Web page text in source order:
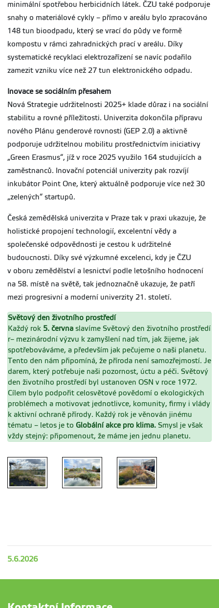
minimální spotřebou herbicidních látek. ČZU také podporuje
snahy o materiálové cykly – přímo v areálu bylo zpracováno
148 tun bioodpadu, který se vrací do půdy ve formě
kompostu v rámci zahradnických prací v areálu. Díky
systematické recyklaci elektrozařízení se navíc podařilo
zamezit vzniku více než 27 tun elektronického odpadu.
Inovace se sociálním přesahem
Nová Strategie udržitelnosti 2025+ klade důraz i na sociální
stabilitu a rovné příležitosti. Univerzita dokončila přípravu
nového Plánu genderové rovnosti (GEP 2.0) a aktivně
podporuje udržitelnou mobilitu prostřednictvím iniciativy
„Green Erasmus“, jíž v roce 2025 využilo 164 studujících a
zaměstnanců. Inovační potenciál univerzity pak rozvíjí
inkubátor Point One, který aktuálně podporuje více než 30
„zelených“ startupů.
Česká zemědělská univerzita v Praze tak v praxi ukazuje, že
holistické propojení technologií, excelentní vědy a
společenské odpovědnosti je cestou k udržitelné
budoucnosti. Díky své výzkumné excelenci, kdy je ČZU
v oboru zemědělství a lesnictví podle letošního hodnocení
na 58. místě na světě, tak jednoznačně ukazuje, že patří
mezi progresivní a moderní univerzity 21. století.
Světový den životního prostředí
Každý rok 5. června slavíme Světový den životního prostředí
r– mezinárodní výzvu k zamyšlení nad tím, jak žijeme, jak
spotřebováváme, a především jak pečujeme o naši planetu.
Tento den nám připomíná, že příroda není samozřejmostí. Je
darem, který potřebuje naši pozornost, úctu a péči. Světový
den životního prostředí byl ustanoven OSN v roce 1972.
Cílem bylo podpořit celosvětové povědomí o ekologických
problémech a motivovat jednotlivce, komunity, firmy i vlády
k aktivní ochraně přírody. Každý rok je věnován jinému
tématu – letos je to Globální akce pro klima. Smysl je však
vždy stejný: připomenout, že máme jen jednu planetu.
5.6.2026